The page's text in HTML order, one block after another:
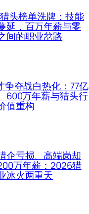
头榜单洗牌：技能
延，百万年薪与零
间的职业岔路
争夺战白热化：77亿
600万年薪与猎头行
值重构
企亏损、高端岗却
万年薪：2026猎
冰火两重天